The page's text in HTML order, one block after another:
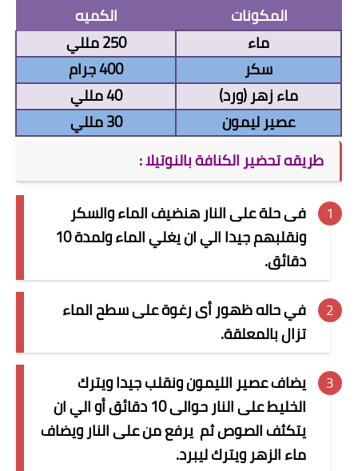
المكونات
الكميه
ماء
250 مللي
سكر
400 جرام
ماء زهر (ورد)
40 مللي
عصير ليمون
30 مللي
طريقه تحضير الكنافة بالنوتيلا :
فى حلة على النار هنضيف الماء والسكر
ونقلبهم جيدا الي ان يغلي الماء ولمدة 10
دقائق.
في حاله ظهور أى رغوة على سطح الماء
تزال بالمعلقة.
يضاف عصير الليمون ونقلب جيدا ويترك
الخليط على النار حوالى 10 دقائق أو الي ان
يتكثف الصوص ثم يرفع من على النار ويضاف
ماء الزهر ويترك ليبرد.